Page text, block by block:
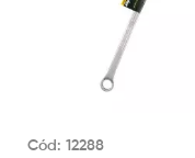
Cód: 12288